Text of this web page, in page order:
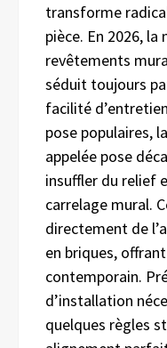
transforme
pièce. En 2026,
revêtements
séduit toujours
facilité
pose populaires,
appelée pose
insuffler du relief
carrelage mural.
directement de
en briques,
contemporain.
d’installation
quelques règles